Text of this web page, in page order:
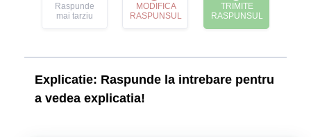
Raspunde
mai tarziu
MODIFICA
RASPUNSUL
TRIMITE
RASPUNSUL
Explicatie: Raspunde la intrebare pentru
a vedea explicatia!